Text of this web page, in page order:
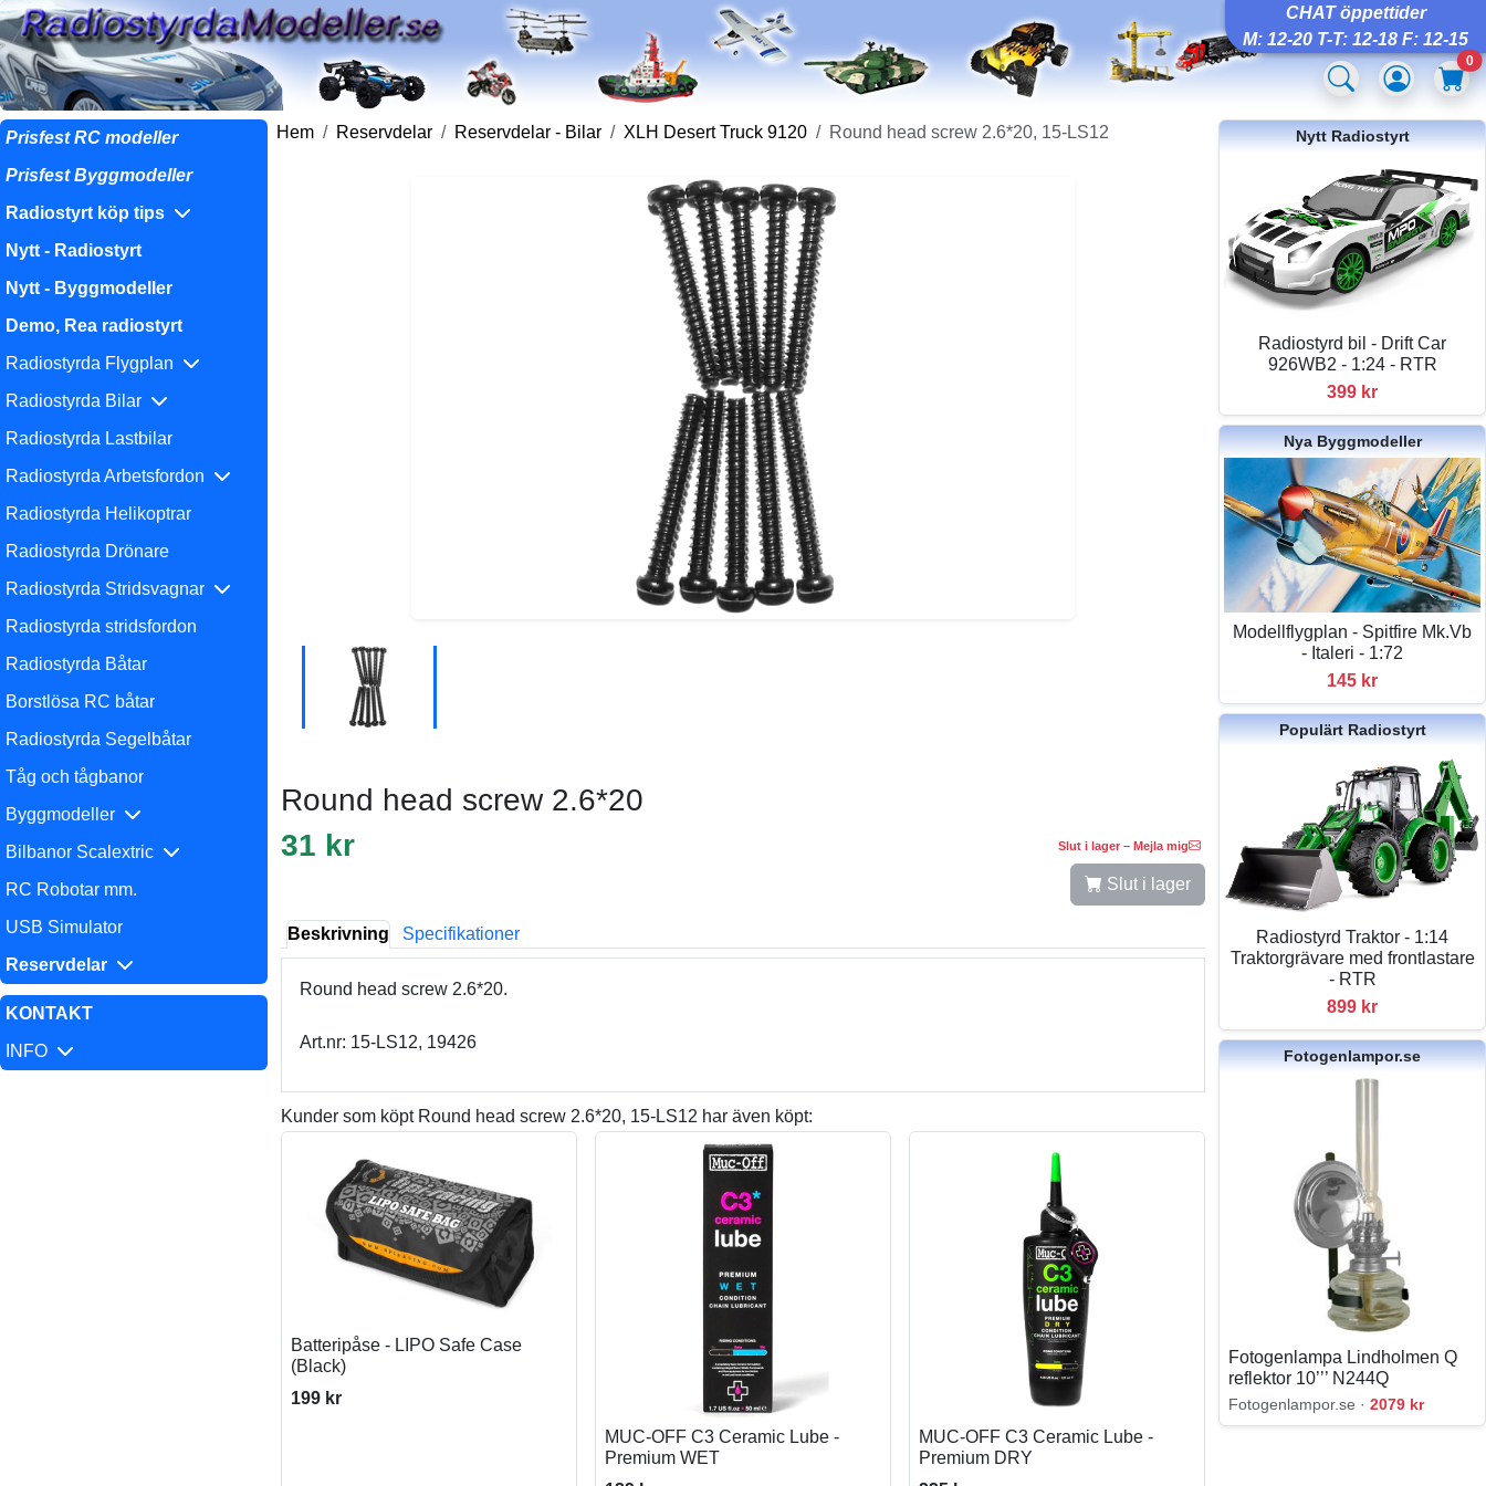
CHAT öppettider
M: 12-20 T-T: 12-18 F: 12-15
0
Prisfest RC modeller
Prisfest Byggmodeller
Radiostyrt köp tips
Nytt - Radiostyrt
Nytt - Byggmodeller
Demo, Rea radiostyrt
Radiostyrda Flygplan
Radiostyrda Bilar
Radiostyrda Lastbilar
Radiostyrda Arbetsfordon
Radiostyrda Helikoptrar
Radiostyrda Drönare
Radiostyrda Stridsvagnar
Radiostyrda stridsfordon
Radiostyrda Båtar
Borstlösa RC båtar
Radiostyrda Segelbåtar
Tåg och tågbanor
Byggmodeller
Bilbanor Scalextric
RC Robotar mm.
USB Simulator
Reservdelar
KONTAKT
INFO
Hem Reservdelar Reservdelar - Bilar XLH Desert Truck 9120 Round head screw 2.6*20, 15-LS12
Round head screw 2.6*20
31 kr
Slut i lager – Mejla mig
Slut i lager
Beskrivning Specifikationer
Round head screw 2.6*20.
Art.nr: 15-LS12, 19426
Kunder som köpt Round head screw 2.6*20, 15-LS12 har även köpt:
Batteripåse - LIPO Safe Case
(Black)
199 kr
MUC-OFF C3 Ceramic Lube -
Premium WET
MUC-OFF C3 Ceramic Lube -
Premium DRY
Nytt Radiostyrt
Radiostyrd bil - Drift Car
926WB2 - 1:24 - RTR
399 kr
Nya Byggmodeller
Modellflygplan - Spitfire Mk.Vb
- Italeri - 1:72
145 kr
Populärt Radiostyrt
Radiostyrd Traktor - 1:14
Traktorgrävare med frontlastare
- RTR
899 kr
Fotogenlampor.se
Fotogenlampa Lindholmen Q
reflektor 10’’’ N244Q
Fotogenlampor.se ·2079 kr